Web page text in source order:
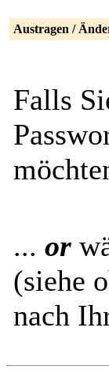
Austragen /
Falls
... or
(siehe
nach